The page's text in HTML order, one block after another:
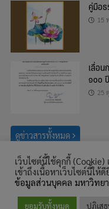
คู่มือ
15
เลื่อ
๑๐๐
25
ดูข่าวสารทั้งหมด
ค้นหา
สำหรับ:
© สงวนลิขสิทธิ์ พ.ศ. 2559,
เว็บไซต์นี้ใช้คุกกี้
เข้าถึงเนื้อหาเว็บไซต์นี้ให้
ข้อมูลส่วนบุคคล มหาวิทย
ยอมรับทั้งหมด ปฏิเส